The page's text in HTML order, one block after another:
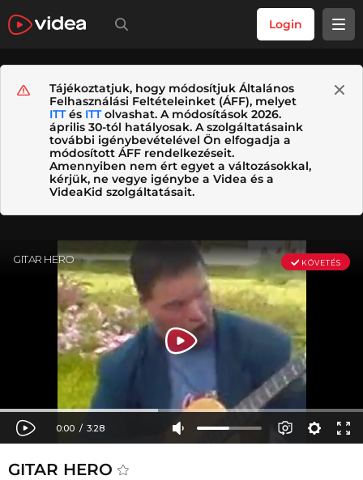
Login
Tájékoztatjuk, hogy módosítjuk Általános
Felhasználási Feltételeinket (ÁFF), melyet
ITTés ITTolvashat. A módosítások 2026.
április 30-tól hatályosak. A szolgáltatásaink
további igénybevételével Ön elfogadja a
módosított ÁFF rendelkezéseit.
Amennyiben nem ért egyet a változásokkal,
kérjük, ne vegye igénybe a Videa és a
VideaKid szolgáltatásait.
GITAR HERO